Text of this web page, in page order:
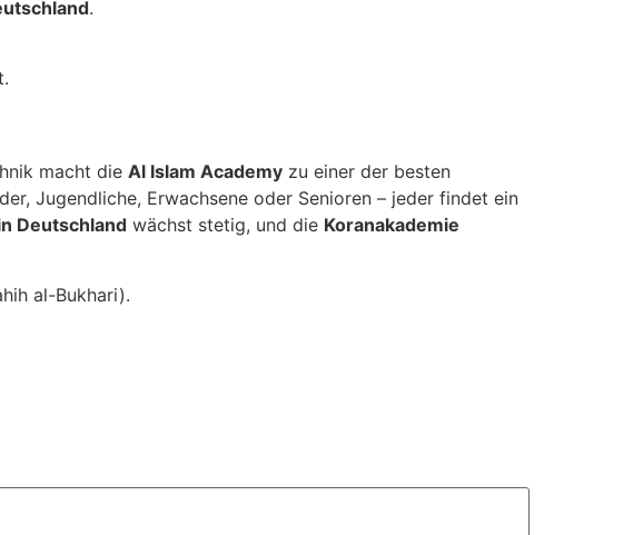
.
macht die Al Islam Academy zu einer der besten
Jugendliche, Erwachsene oder Senioren – jeder findet ein
Deutschland wächst stetig, und die Koranakademie
al-Bukhari).